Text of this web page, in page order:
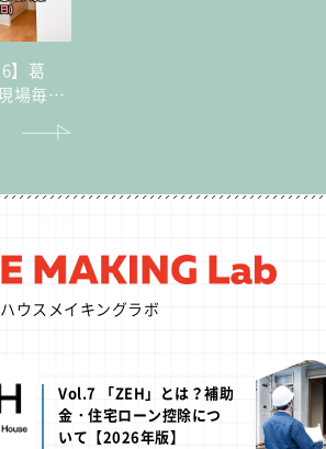
】葛
場毎日
万円
ハウスメイキングラボ
Vol.7 「ZEH」とは？補助
金・住宅ローン控除につ
いて【2026年版】